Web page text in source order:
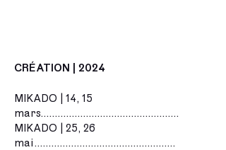
CRÉATION | 2024
MIKADO | 14, 15
mars.................................................
MIKADO | 25, 26
mai..................................................